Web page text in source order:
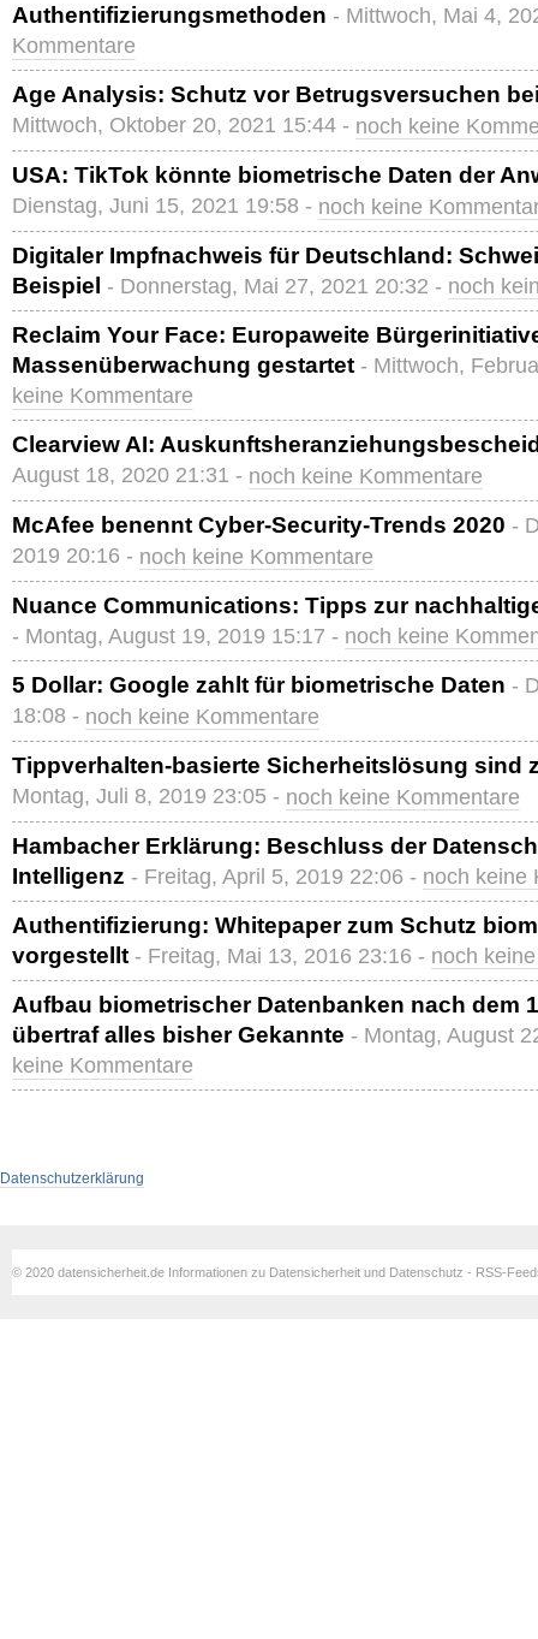
Authentifizierungsmethoden - Mittwoch, Mai 4,
Kommentare
Age Analysis: Schutz vor Betrugsversuchen
Mittwoch, Oktober 20, 2021 15:44 - noch keine
USA: TikTok könnte biometrische Daten der
Dienstag, Juni 15, 2021 19:58 - noch keine
Digitaler Impfnachweis für Deutschland:
Beispiel - Donnerstag, Mai 27, 2021 20:32 - noch
Reclaim Your Face: Europaweite
Massenüberwachung gestartet - Mittwoch,
keine Kommentare
Clearview AI:
August 18, 2020 21:31 - noch keine Kommentare
McAfee benennt Cyber-Security-Trends 2020 -
2019 20:16 - noch keine Kommentare
Nuance Communications: Tipps zur
- Montag, August 19, 2019 15:17 - noch keine
5 Dollar: Google zahlt für biometrische Daten -
18:08 - noch keine Kommentare
Tippverhalten-basierte Sicherheitslösung sind
Montag, Juli 8, 2019 23:05 - noch keine Kommentare
Hambacher Erklärung: Beschluss der
Intelligenz - Freitag, April 5, 2019 22:06 - noch keine
Authentifizierung: Whitepaper zum Schutz
vorgestellt - Freitag, Mai 13, 2016 23:16 - noch
Aufbau biometrischer Datenbanken nach dem
übertraf alles bisher Gekannte - Montag, August
keine Kommentare
Datenschutzerklärung
© 2020 datensicherheit.de Informationen zu Datensicherheit und Datenschutz - RSS-